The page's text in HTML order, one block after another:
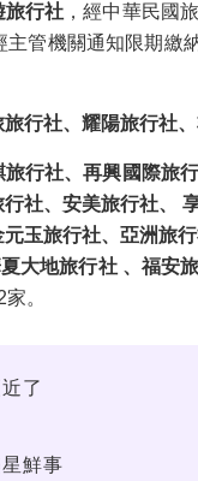
旅行社 ，經中華民國
主管機關通知限期繳
行社、耀陽旅行社
行社、再興國際旅
社、安美旅行社、
玉旅行社、亞洲旅
大地旅行社 、福安
。
了
鮮事